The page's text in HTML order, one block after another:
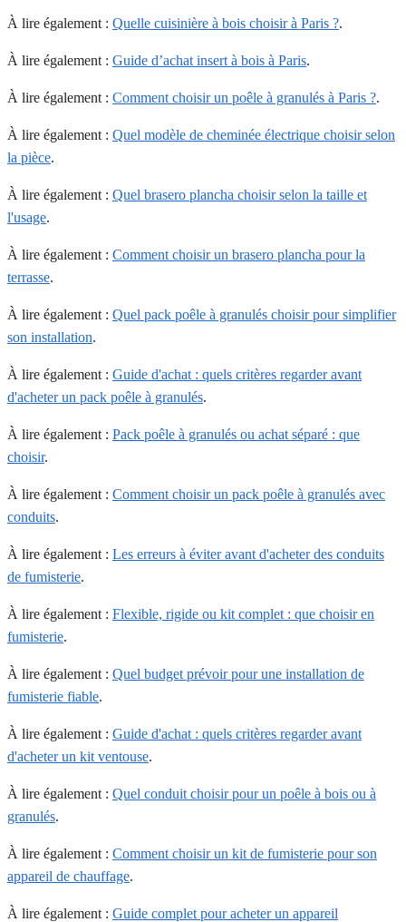
À lire également : Quelle cuisinière à bois choisir à Paris ?.
À lire également : Guide d’achat insert à bois à Paris.
À lire également : Comment choisir un poêle à granulés à Paris ?.
À lire également : Quel modèle de cheminée électrique choisir selon
la pièce.
À lire également : Quel brasero plancha choisir selon la taille et
l'usage.
À lire également : Comment choisir un brasero plancha pour la
terrasse.
À lire également : Quel pack poêle à granulés choisir pour simplifier
son installation.
À lire également : Guide d'achat : quels critères regarder avant
d'acheter un pack poêle à granulés.
À lire également : Pack poêle à granulés ou achat séparé : que
choisir.
À lire également : Comment choisir un pack poêle à granulés avec
conduits.
À lire également : Les erreurs à éviter avant d'acheter des conduits
de fumisterie.
À lire également : Flexible, rigide ou kit complet : que choisir en
fumisterie.
À lire également : Quel budget prévoir pour une installation de
fumisterie fiable.
À lire également : Guide d'achat : quels critères regarder avant
d'acheter un kit ventouse.
À lire également : Quel conduit choisir pour un poêle à bois ou à
granulés.
À lire également : Comment choisir un kit de fumisterie pour son
appareil de chauffage.
À lire également : Guide complet pour acheter un appareil